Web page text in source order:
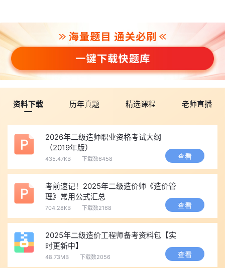
可能事倍功半。以下这些方法能帮你高效利用时间：
用真题圈定核心考点：直接从近3-5年的真题入手，分析各科
目的高频考点和分值分布。比如《基础知识》中，“工程造价构
成”和“工程建设全过程造价管理”几乎每年必考，且分值占比超过
30%，优先攻克这些内容，能快速抓住得分关键。
识》，利用思维导图梳理章节框架，将零散的知识点串联起来，重
合教材和真题，反复练习工程量计算例题，熟悉不同题型的解题思
路。最后留3-5天进行模拟测试，查漏补缺。
抓大放小，不纠结细节：一个月的时间有限，不可能做到面面
算)，可以适当放弃，把精力放在占分80%的基础和中档考点上。记
住，考试的目标是及格，而非满分。
四、别忽视这些“劝退”因素
需要提醒的是，如果你是零基础、备考时间不稳定，或者对考
试抱有“裸考也能过”的侥幸心理，那么一个月的时间大概率是不够
的。二造考试虽然难度不算顶尖，但也需要实打实的知识积累，尤
资料下载 历年真题 精选课程 老师直播
2026年二级造师职业资格考试大纲
（2019年版）
435.47KB 下载数6458 查看
考前速记！2025年二级造价师《造价管
理》常用公式汇总
704.28KB 下载数2168 查看
2025年二级造价工程师备考资料包【实
时更新中】
48.73MB 下载数2056 查看